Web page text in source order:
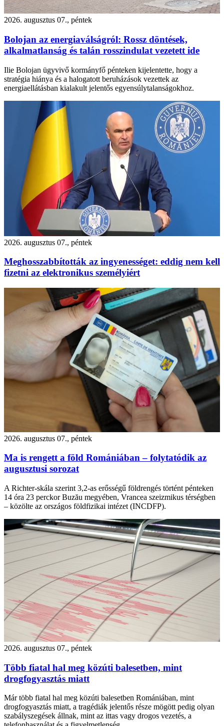
2026. augusztus 07., péntek
Bolojan az energiaválságról: Rossz döntések,
alkalmatlanság és talán rosszindulat vezetett ide
Ilie Bolojan ügyvivő kormányfő pénteken kijelentette, hogy a
stratégia hiánya és a halogatott beruházások vezettek az
energiaellátásban kialakult jelentős egyensúlytalanságokhoz.
2026. augusztus 07., péntek
Meghosszabbították az ingyenességet: eddig nem kell
fizetni az elektronikus személyiért
2026. augusztus 07., péntek
Ma is rengett a föld Romániában – folytatódik az
augusztusi sorozat
A Richter-skála szerint 3,2-as erősségű földrengés történt pénteken
14 óra 23 perckor Buzău megyében, Vrancea szeizmikus térségben
– közölte az országos földfizikai intézet (INCDFP).
2026. augusztus 07., péntek
Több fiatal hal meg közúti balesetben, mint
drogfogyasztás miatt
Már több fiatal hal meg közúti balesetben Romániában, mint
drogfogyasztás miatt, a tragédiák jelentős része mögött pedig olyan
szabályszegések állnak, mint az ittas vagy drogos vezetés, a